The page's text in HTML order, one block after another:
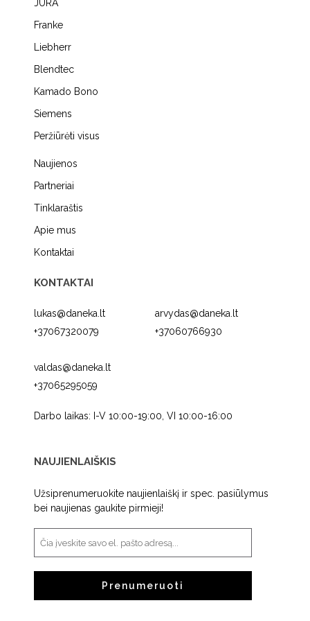
JURA
Franke
Liebherr
Blendtec
Kamado Bono
Siemens
Peržiūrėti visus
Naujienos
Partneriai
Tinklaraštis
Apie mus
Kontaktai
KONTAKTAI
lukas@daneka.lt
+37067320079
arvydas@daneka.lt
+37060766930
valdas@daneka.lt
+37065295059
Darbo laikas: I-V 10:00-19:00, VI 10:00-16:00
NAUJIENLAIŠKIS
Užsiprenumeruokite naujienlaiškį ir spec. pasiūlymus
bei naujienas gaukite pirmieji!
Prenumeruoti